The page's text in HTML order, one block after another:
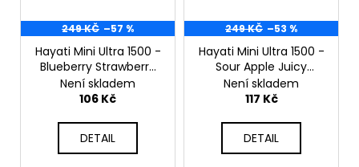
249 KČ –57 %
Hayati Mini Ultra 1500 -
Blueberry Strawberry
Menthol Blueberry
Raspberry - 20mg
Jahoda Menthol /
Borůvka Malina
Menthol
Není skladem
106 Kč
DETAIL
249 KČ –53 %
Hayati Mini Ultra 1500 -
Sour Apple Juicy
Peach - 20mg
Není skladem
117 Kč
DETAIL